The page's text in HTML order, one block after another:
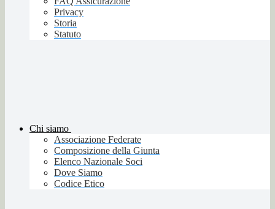
Privacy
Storia
Statuto
Chi siamo
Associazione Federate
Composizione della Giunta
Elenco Nazionale Soci
Dove Siamo
Codice Etico